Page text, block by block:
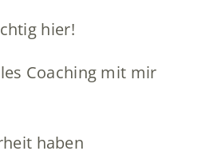
hier!
Coaching mit mir
haben